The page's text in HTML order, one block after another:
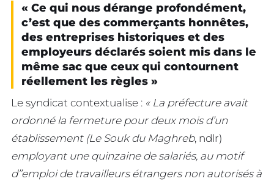
« Ce qui nous dérange profondément,
c’est que des commerçants honnêtes,
des entreprises historiques et des
employeurs déclarés soient mis dans le
même sac que ceux qui contournent
réellement les règles »
Le syndicat contextualise : « La préfecture avait
ordonné la fermeture pour deux mois d’un
établissement (Le Souk du Maghreb, ndlr)
employant une quinzaine de salariés, au motif
d’’emploi de travailleurs étrangers non autorisés à